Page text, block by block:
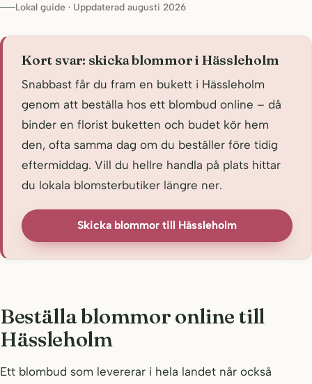
Lokal guide · Uppdaterad augusti 2026
Kort svar: skicka blommor i Hässleholm
Snabbast får du fram en bukett i Hässleholm
genom att beställa hos ett blombud online – då
binder en florist buketten och budet kör hem
den, ofta samma dag om du beställer före tidig
eftermiddag. Vill du hellre handla på plats hittar
du lokala blomsterbutiker längre ner.
Skicka blommor till Hässleholm
Beställa blommor online till
Hässleholm
Ett blombud som levererar i hela landet når också